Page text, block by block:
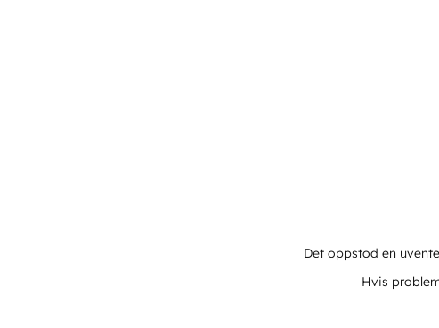
Det oppstod en
Hvis